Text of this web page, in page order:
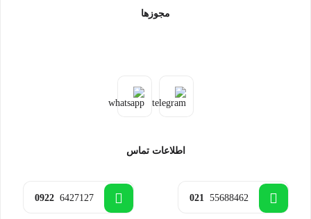
مجوزها
اطلاعات تماس
021 55688462
0922 6427127